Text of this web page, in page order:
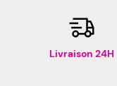
Livraison 24H